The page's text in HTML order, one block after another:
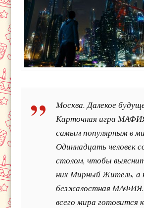
Москва. Далекое
Карточная игра
самым популярным в
Одиннадцать человек
столом, чтобы
них Мирный Житель, а
безжалостная МАФИЯ.
всего мира готовится